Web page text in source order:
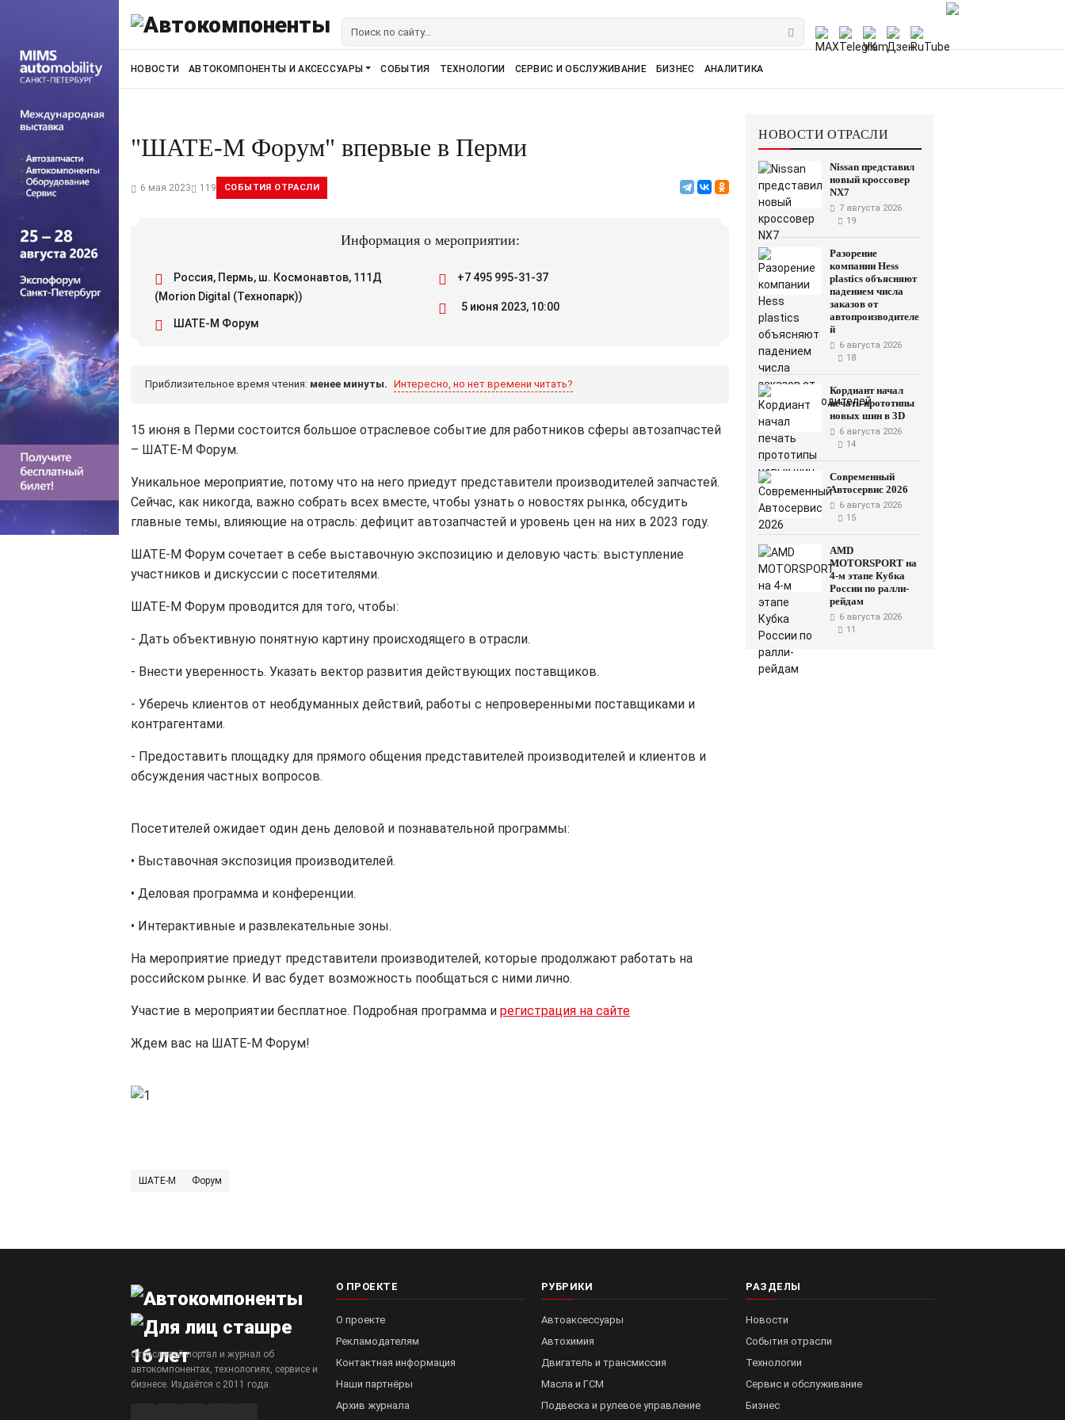
НОВОСТИ АВТОКОМПОНЕНТЫ И АКСЕССУАРЫ СОБЫТИЯ ТЕХНОЛОГИИ СЕРВИС И ОБСЛУЖИВАНИЕ БИЗНЕС АНАЛИТИКА
"ШАТЕ-М Форум" впервые в Перми
6 мая 2023 119 СОБЫТИЯ ОТРАСЛИ
Информация о мероприятии:
Россия, Пермь, ш. Космонавтов, 111Д
(Morion Digital (Технопарк))
ШАТЕ-М Форум
+7 495 995-31-37
5 июня 2023, 10:00
Приблизительное время чтения: менее минуты. Интересно, но нет времени читать?
15 июня в Перми состоится большое отраслевое событие для работников сферы автозапчастей
– ШАТЕ-М Форум.
Уникальное мероприятие, потому что на него приедут представители производителей запчастей.
Сейчас, как никогда, важно собрать всех вместе, чтобы узнать о новостях рынка, обсудить
главные темы, влияющие на отрасль: дефицит автозапчастей и уровень цен на них в 2023 году.
ШАТЕ-М Форум сочетает в себе выставочную экспозицию и деловую часть: выступление
участников и дискуссии с посетителями.
ШАТЕ-М Форум проводится для того, чтобы:
- Дать объективную понятную картину происходящего в отрасли.
- Внести уверенность. Указать вектор развития действующих поставщиков.
- Уберечь клиентов от необдуманных действий, работы с непроверенными поставщиками и
контрагентами.
- Предоставить площадку для прямого общения представителей производителей и клиентов и
обсуждения частных вопросов.
Посетителей ожидает один день деловой и познавательной программы:
• Выставочная экспозиция производителей.
• Деловая программа и конференции.
• Интерактивные и развлекательные зоны.
На мероприятие приедут представители производителей, которые продолжают работать на
российском рынке. И вас будет возможность пообщаться с ними лично.
Участие в мероприятии бесплатное. Подробная программа и регистрация на сайте
Ждем вас на ШАТЕ-М Форум!
ШАТЕ-М Форум
НОВОСТИ ОТРАСЛИ
Nissan представил
новый кроссовер
NX7
7 августа 2026
19
Разорение
компании Hess
plastics объясняют
падением числа
заказов от
автопроизводителе
й
6 августа 2026
18
Кордиант начал
печать прототипы
новых шин в 3D
6 августа 2026
14
Современный
Автосервис 2026
6 августа 2026
15
AMD
MOTORSPORT на
4-м этапе Кубка
России по ралли-
рейдам
6 августа 2026
11
Отраслевой портал и журнал об
автокомпонентах, технологиях, сервисе и
бизнесе. Издаётся с 2011 года.
О ПРОЕКТЕ
О проекте
Рекламодателям
Контактная информация
Наши партнёры
Архив журнала
РУБРИКИ
Автоаксессуары
Автохимия
Двигатель и трансмиссия
Масла и ГСМ
Подвеска и рулевое управление
РАЗДЕЛЫ
Новости
События отрасли
Технологии
Сервис и обслуживание
Бизнес